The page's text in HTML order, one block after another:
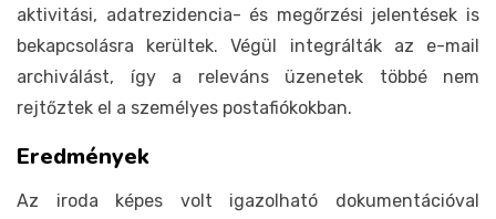
aktivitási, adatrezidencia- és megőrzési jelentések is
bekapcsolásra kerültek. Végül integrálták az e-mail
archiválást, így a releváns üzenetek többé nem
rejtőztek el a személyes postafiókokban.
Eredmények
Az iroda képes volt igazolható dokumentációval